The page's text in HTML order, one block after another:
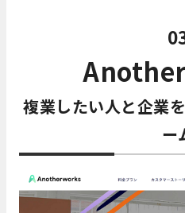
複業したい人と企業
ー